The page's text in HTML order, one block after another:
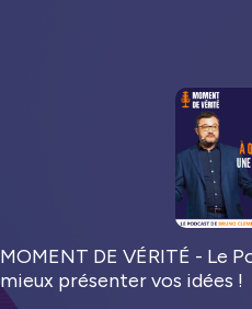
MOMENT DE VÉRITÉ - Le
mieux présenter vos idées !